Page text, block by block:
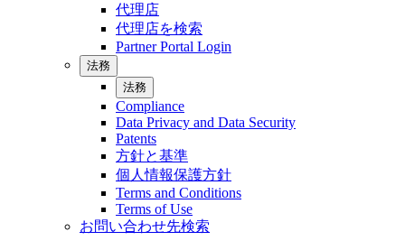
代理店
代理店を検索
Partner Portal Login
法務
法務
Compliance
Data Privacy and Data Security
Patents
方針と基準
個人情報保護方針
Terms and Conditions
Terms of Use
お問い合わせ先検索